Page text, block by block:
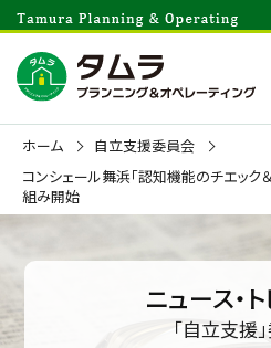
ホーム
自立支援委員会
コンシェール舞浜「認知機能のチエック
組み開始
ニュース・
「自立支援